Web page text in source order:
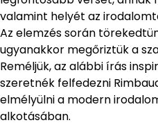
valamint helyét az
Az elemzés során
ugyanakkor megőriztük a
Reméljük, az alábbi írás
szeretnék felfedezni
elmélyülni a modern
alkotásában.